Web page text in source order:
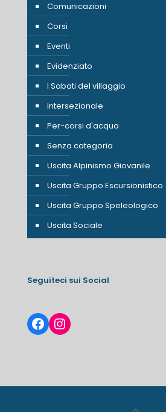
Comunicazioni
Corsi
Eventi
Evidenziato
I Sabati del villaggio
Intersezionale
Per-corsi d'acqua
Senza categoria
Uscita Alpinismo Giovanile
Uscita Gruppo Escursionistico
Uscita Gruppo Speleologico
Uscita Sociale
Seguiteci sui Social
Facebook
Instagram